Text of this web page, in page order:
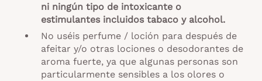
ni ningún tipo de intoxicante o
estimulantes incluidostabaco y alcohol.
No uséis perfume / loción para después de
afeitar y/o otras lociones o desodorantes de
aroma fuerte, ya que algunas personas son
particularmente sensibles a los olores o